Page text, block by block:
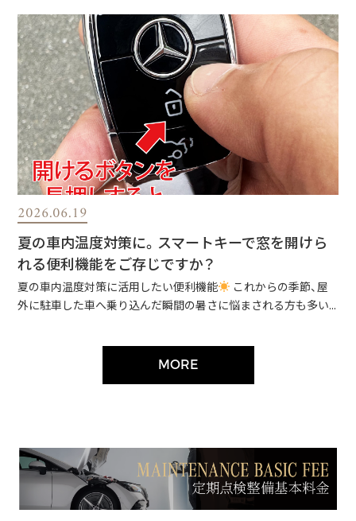
2026.06.19
夏の車内温度対策に。スマートキーで窓を開けら
れる便利機能をご存じですか？
夏の車内温度対策に活用したい便利機能
これからの季節、屋
外に駐車した車へ乗り込んだ瞬間の暑さに悩まされる方も多い...
MORE